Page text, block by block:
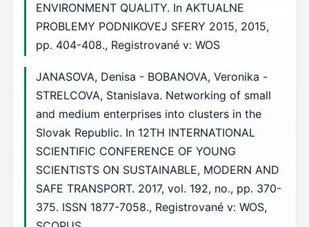
ENVIRONMENT QUALITY. In AKTUALNE
PROBLEMY PODNIKOVEJ SFERY 2015, 2015,
pp. 404-408., Registrované v: WOS
JANASOVA, Denisa - BOBANOVA, Veronika -
STRELCOVA, Stanislava. Networking of small
and medium enterprises into clusters in the
Slovak Republic. In 12TH INTERNATIONAL
SCIENTIFIC CONFERENCE OF YOUNG
SCIENTISTS ON SUSTAINABLE, MODERN AND
SAFE TRANSPORT. 2017, vol. 192, no., pp. 370-
375. ISSN 1877-7058., Registrované v: WOS,